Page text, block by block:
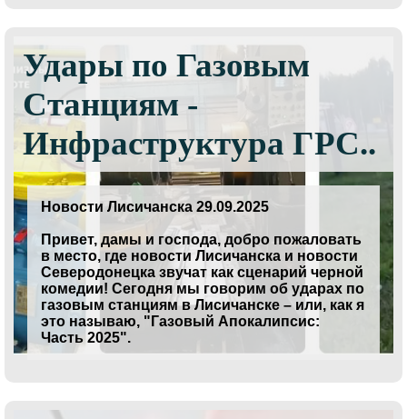
Удары по Газовым
Станциям -
Инфраструктура ГРС..
Новости Лисичанска 29.09.2025
Привет, дамы и господа, добро пожаловать
в место, где новости Лисичанска и новости
Северодонецка звучат как сценарий черной
комедии! Сегодня мы говорим об ударах по
газовым станциям в Лисичанске – или, как я
это называю, "Газовый Апокалипсис:
Часть 2025".